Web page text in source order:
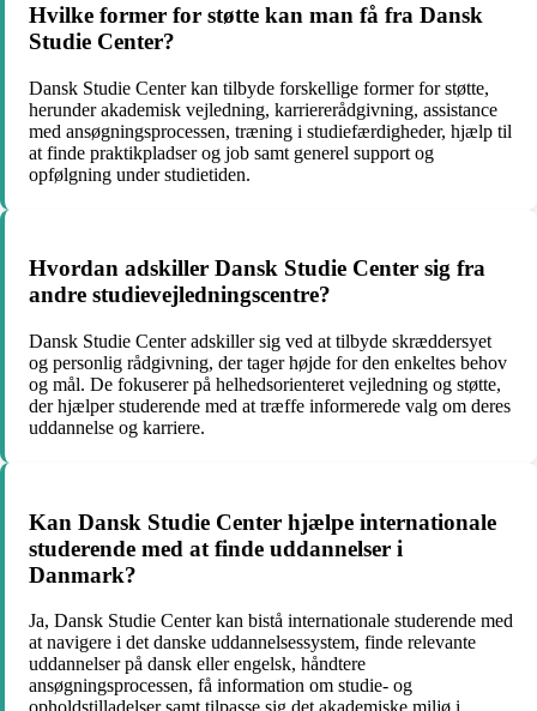
Hvilke former for støtte kan man få fra Dansk
Studie Center?
Dansk Studie Center kan tilbyde forskellige former for støtte,
herunder akademisk vejledning, karriererådgivning, assistance
med ansøgningsprocessen, træning i studiefærdigheder, hjælp til
at finde praktikpladser og job samt generel support og
opfølgning under studietiden.
Hvordan adskiller Dansk Studie Center sig fra
andre studievejledningscentre?
Dansk Studie Center adskiller sig ved at tilbyde skræddersyet
og personlig rådgivning, der tager højde for den enkeltes behov
og mål. De fokuserer på helhedsorienteret vejledning og støtte,
der hjælper studerende med at træffe informerede valg om deres
uddannelse og karriere.
Kan Dansk Studie Center hjælpe internationale
studerende med at finde uddannelser i
Danmark?
Ja, Dansk Studie Center kan bistå internationale studerende med
at navigere i det danske uddannelsessystem, finde relevante
uddannelser på dansk eller engelsk, håndtere
ansøgningsprocessen, få information om studie- og